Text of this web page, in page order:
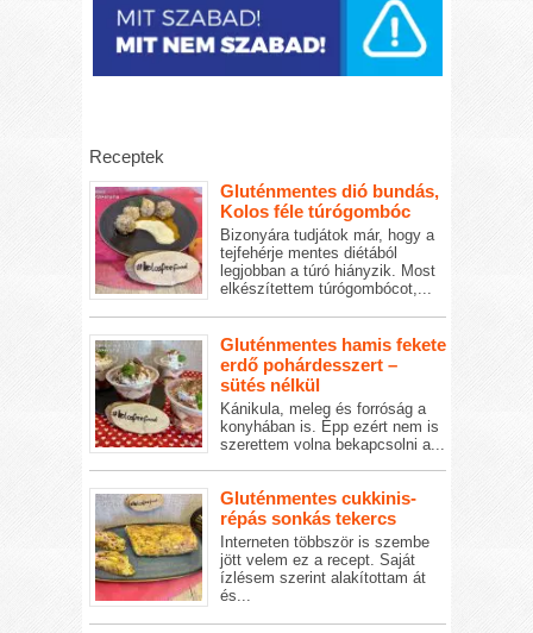
Receptek
Gluténmentes dió bundás,
Kolos féle túrógombóc
Bizonyára tudjátok már, hogy a
tejfehérje mentes diétából
legjobban a túró hiányzik. Most
elkészítettem túrógombócot,...
Gluténmentes hamis fekete
erdő pohárdesszert –
sütés nélkül
Kánikula, meleg és forróság a
konyhában is. Épp ezért nem is
szerettem volna bekapcsolni a...
Gluténmentes cukkinis-
répás sonkás tekercs
Interneten többször is szembe
jött velem ez a recept. Saját
ízlésem szerint alakítottam át
és...